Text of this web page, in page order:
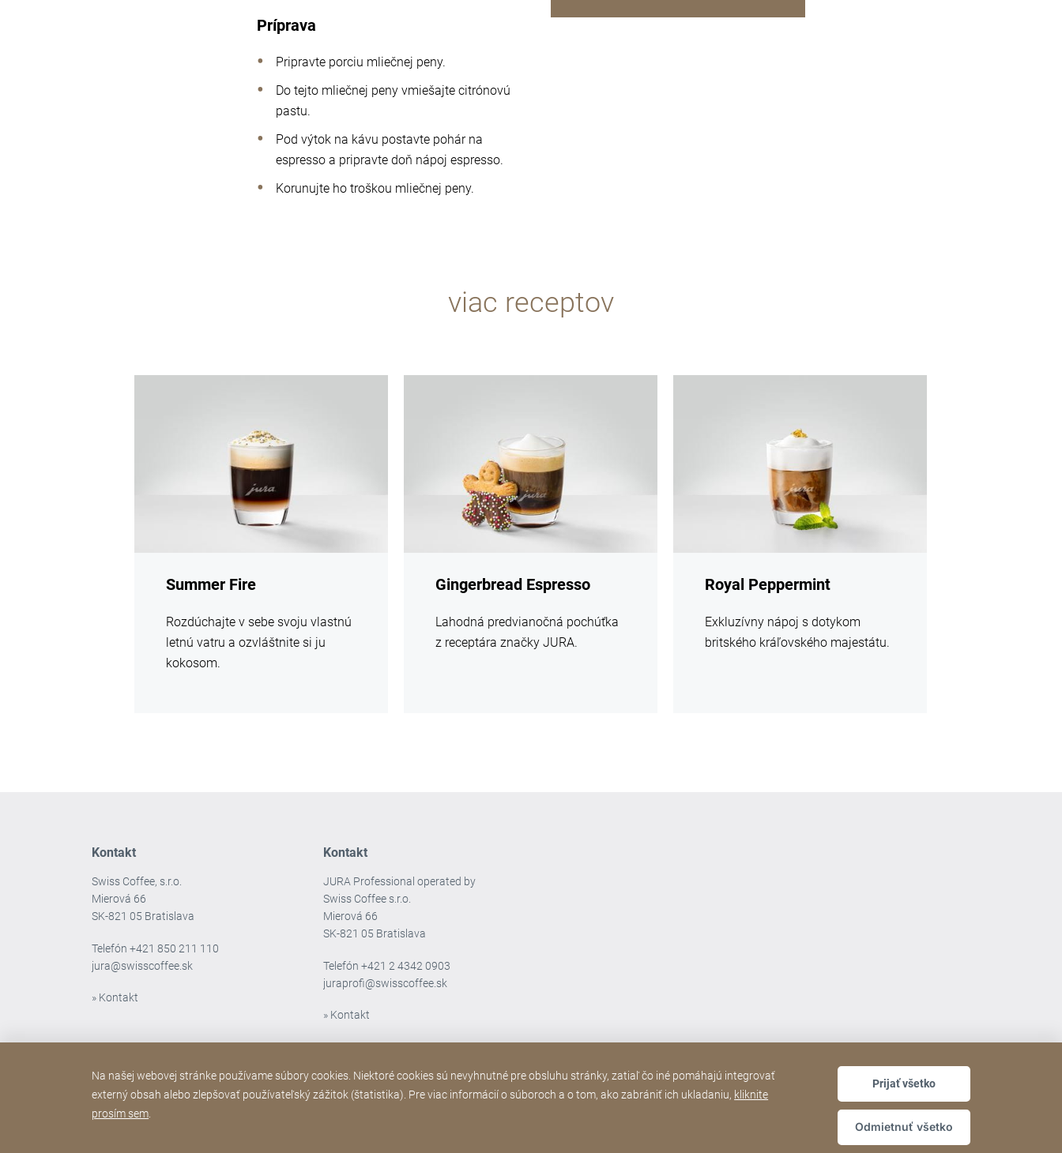
Príprava
Pripravte porciu mliečnej peny.
Do tejto mliečnej peny vmiešajte citrónovú
pastu.
Pod výtok na kávu postavte pohár na
espresso a pripravte doň nápoj espresso.
Korunujte ho troškou mliečnej peny.
viac receptov
Summer Fire
Rozdúchajte v sebe svoju vlastnú
letnú vatru a ozvláštnite si ju
kokosom.
Gingerbread Espresso
Lahodná predvianočná pochúťka
z receptára značky JURA.
Royal Peppermint
Exkluzívny nápoj s dotykom
britského kráľovského majestátu.
Kontakt
Swiss Coffee, s.r.o.
Mierová 66
SK-821 05 Bratislava
Telefón+421 850 211 110
jura@swisscoffee.sk
» Kontakt
Kontakt
JURA Professional operated by
Swiss Coffee s.r.o.
Mierová 66
SK-821 05 Bratislava
Telefón+421 2 4342 0903
juraprofi@swisscoffee.sk
» Kontakt
Vyhlásenie o prístupnosti Sitemap
Na našej webovej stránke používame súbory cookies. Niektoré cookies sú nevyhnutné pre obsluhu stránky, zatiaľ čo iné pomáhajú integrovať
externý obsah alebo zlepšovať používateľský zážitok (štatistika). Pre viac informácií o súboroch a o tom, ako zabrániť ich ukladaniu, kliknite
prosím sem
Prijať všetko
Odmietnuť všetko